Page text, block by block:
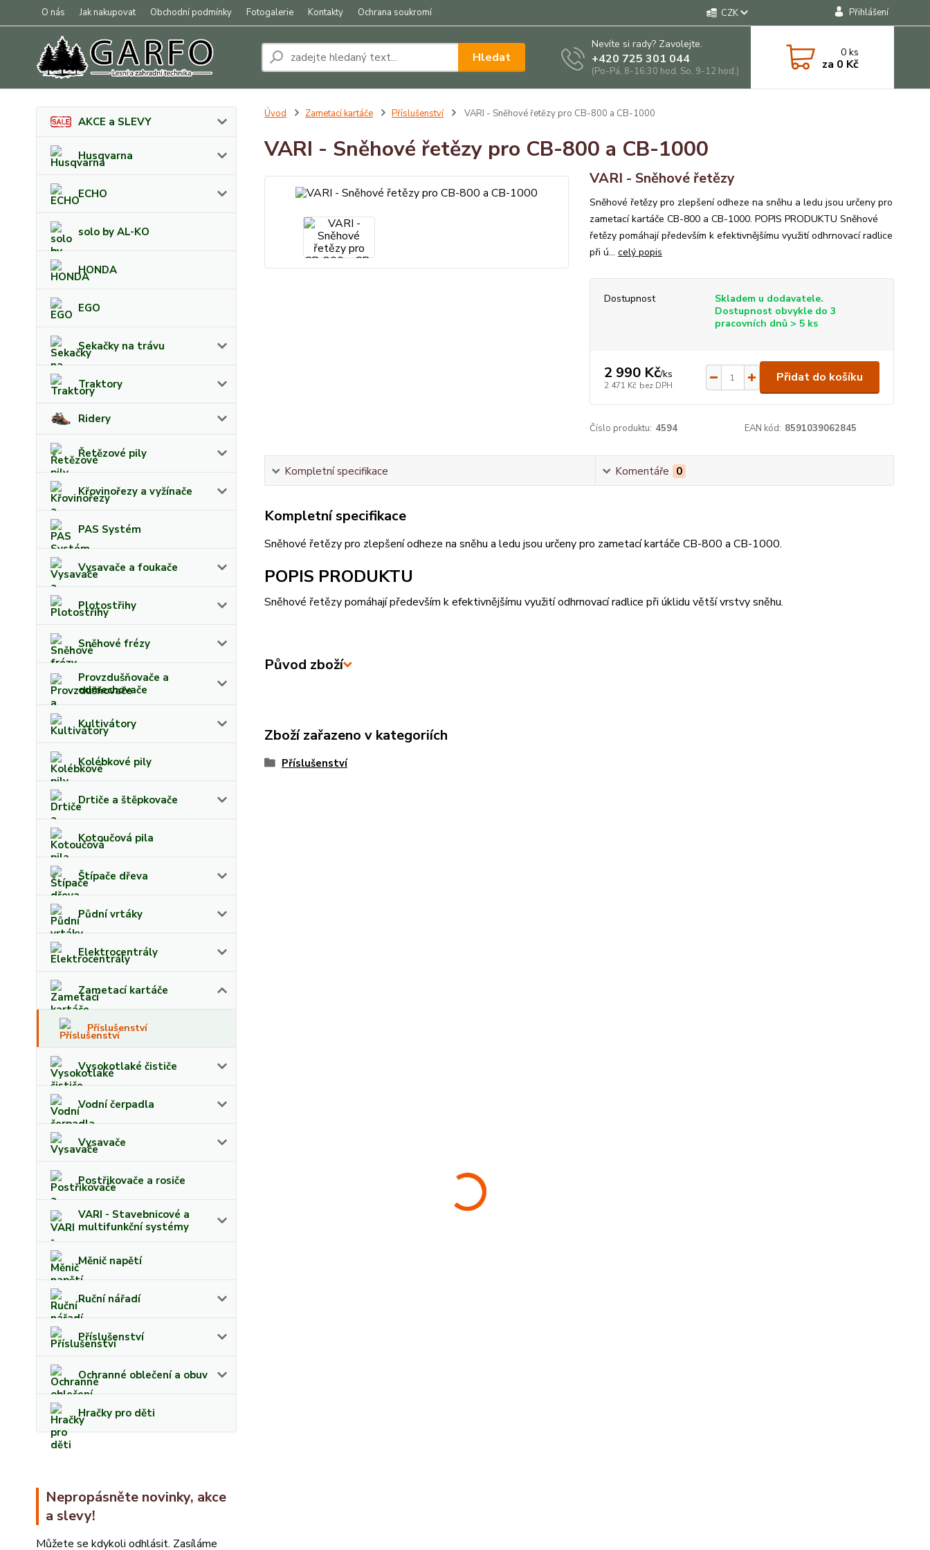
O nás Jak nakupovat Obchodní podmínky Fotogalerie Kontakty Ochrana soukromí CZK Přihlášení
Hledat
Nevíte si rady? Zavolejte.
+420 725 301 044
(Po-Pá, 8-16:30 hod. So, 9-12 hod.)
0ks
za 0 Kč
AKCE a SLEVY
Husqvarna
ECHO
solo by AL-KO
HONDA
EGO
Sekačky na trávu
Traktory
Ridery
Řetězové pily
Křovinořezy a vyžínače
PAS Systém
Vysavače a foukače
Plotostřihy
Sněhové frézy
Provzdušňovače a
odmechovače
Kultivátory
Kolébkové pily
Drtiče a štěpkovače
Kotoučová pila
Štípače dřeva
Půdní vrtáky
Elektrocentrály
Zametací kartáče
Příslušenství
Vysokotlaké čističe
Vodní čerpadla
Vysavače
Postřikovače a rosiče
VARI - Stavebnicové a
multifunkční systémy
Měnič napětí
Ruční nářadí
Příslušenství
Ochranné oblečení a obuv
Hračky pro děti
Nepropásněte novinky, akce
a slevy!
Můžete se kdykoli odhlásit. Zasíláme
Úvod Zametací kartáče Příslušenství VARI - Sněhové řetězy pro CB-800 a CB-1000
VARI - Sněhové řetězy pro CB-800 a CB-1000
VARI - Sněhové řetězy
Sněhové řetězy pro zlepšení odheze na sněhu a ledu jsou určeny pro
zametací kartáče CB-800 a CB-1000. POPIS PRODUKTU Sněhové
řetězy pomáhají především k efektivnějšímu využití odhrnovací radlice
při ú... celý popis
Dostupnost
Skladem u dodavatele.
Dostupnost obvykle do 3
pracovních dnů > 5 ks
2 990 Kč/ks
2 471 Kč bez DPH
Přidat do košíku
Číslo produktu: 4594 EAN kód: 8591039062845
Kompletní specifikace Komentáře 0
Kompletní specifikace
Sněhové řetězy pro zlepšení odheze na sněhu a ledu jsou určeny pro zametací kartáče CB-800 a CB-1000.
POPIS PRODUKTU
Sněhové řetězy pomáhají především k efektivnějšímu využití odhrnovací radlice při úklidu větší vrstvy sněhu.
Původ zboží
Zboží zařazeno v kategoriích
Příslušenství